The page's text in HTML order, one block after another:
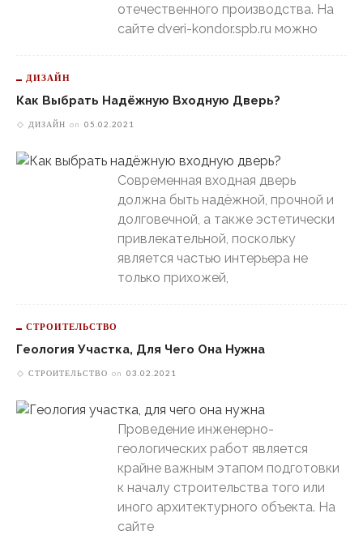
отечественного производства. На
сайте dveri-kondor.spb.ru можно
ДИЗАЙН
Как Выбрать Надёжную Входную Дверь?
ДИЗАЙН on 05.02.2021
Современная входная дверь
должна быть надёжной, прочной и
долговечной, а также эстетически
привлекательной, поскольку
является частью интерьера не
только прихожей,
СТРОИТЕЛЬСТВО
Геология Участка, Для Чего Она Нужна
СТРОИТЕЛЬСТВО on 03.02.2021
Проведение инженерно-
геологических работ является
крайне важным этапом подготовки
к началу строительства того или
иного архитектурного объекта. На
сайте